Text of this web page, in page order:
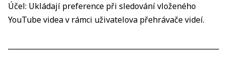
Účel: Ukládají preference při sledování vloženého
YouTube videa v rámci uživatelova přehrávače videí.